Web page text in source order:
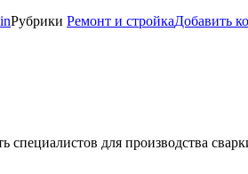
Рубрики Ремонт и стройкаДобавить
для производства